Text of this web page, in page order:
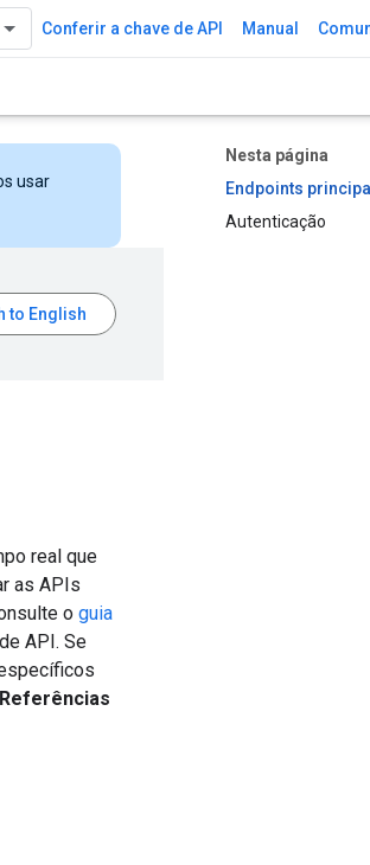
Conferir a chave de API Manual
Nesta página
Endpoints
Autenticação
usar
real que
as APIs
o guia
API. Se
Referências